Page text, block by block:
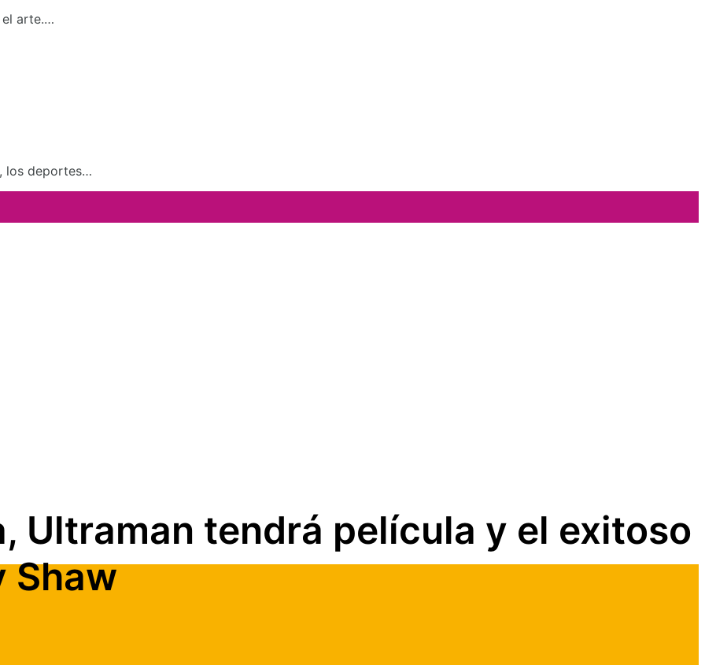
el arte.…
los deportes…
Ultraman tendrá película y el exitoso
Shaw